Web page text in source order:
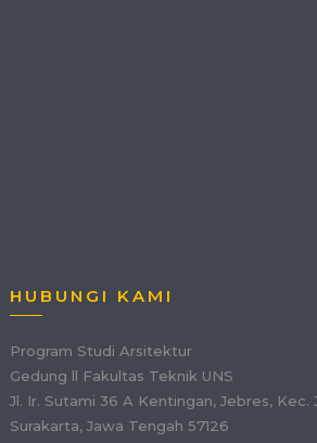
HUBUNGI KAMI
Program Studi Arsitektur
Gedung ll Fakultas Teknik UNS
Jl. Ir. Sutami 36 A Kentingan, Jebres, Kec.
Surakarta, Jawa Tengah 57126